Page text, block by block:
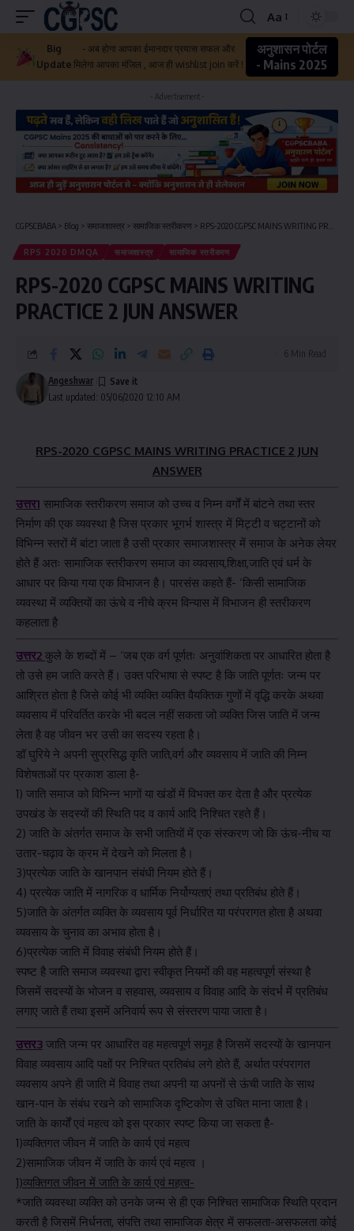
Aa
Big
Update
- अब होगा आपका ईमानदार प्रयास सफल और
मिलेगा आपका मंजिल , आज ही wishlist join करें !
अनुशासन पोर्टल
- Mains 2025
- Advertisement -
CGPSCBABA > Blog > समाजशास्त्र > सामाजिक स्तरीकरण > RPS-2020 CGPSC MAINS WRITING PRACTICE 2 JUN ANSWER
RPS 2020 DMQA समाजशास्त्र सामाजिक स्तरीकरण
RPS-2020 CGPSC MAINS WRITING
PRACTICE 2 JUN ANSWER
Last updated: 05/06/2020 12:10 AM
Angeshwar
6 Min Read
RPS-2020 CGPSC MAINS WRITING PRACTICE 2 JUN
ANSWER
उत्तर1 सामाजिक स्तरीकरण समाज को उच्च व निम्न वर्गों में बांटने तथा स्तर
निर्माण की एक व्यवस्था है जिस प्रकार भूगर्भ शास्त्र में मिट्टी व चट्टानों को
विभिन्न स्तरों में बांटा जाता है उसी प्रकार समाजशास्त्र में समाज के अनेक लेयर
होते हैं अतः सामाजिक स्तरीकरण समाज का व्यवसाय,शिक्षा,जाति एवं धर्म के
आधार पर किया गया एक विभाजन है। पारसंस कहते हैं- ‘किसी सामाजिक
व्यवस्था में व्यक्तियों का ऊंचे व नीचे क्रम विन्यास में विभाजन ही स्तरीकरण
कहलाता है
उत्तर2 कुले के शब्दों में – ‘जब एक वर्ग पूर्णतः अनुवांशिकता पर आधारित होता है
तो उसे हम जाति करते हैं। उक्त परिभाषा से स्पष्ट है कि जाति पूर्णतः जन्म पर
आश्रित होता है जिसे कोई भी व्यक्ति व्यक्ति वैयक्तिक गुणों में वृद्धि करके अथवा
व्यवसाय में परिवर्तित करके भी बदल नहीं सकता जो व्यक्ति जिस जाति में जन्म
लेता है वह जीवन भर उसी का सदस्य रहता है।
डॉ घुरिये ने अपनी सुप्रसिद्ध कृति जाति,वर्ग और व्यवसाय में जाति की निम्न
विशेषताओं पर प्रकाश डाला है-
1) जाति समाज को विभिन्न भागों या खंडों में विभक्त कर देता है और प्रत्येक
उपखंड के सदस्यों की स्थिति पद व कार्य आदि निश्चित रहते हैं।
2) जाति के अंतर्गत समाज के सभी जातियों में एक संस्करण जो कि ऊंच-नीच या
उतार-चढ़ाव के क्रम में देखने को मिलता है।
3)प्रत्येक जाति के खानपान संबंधी नियम होते हैं।
4) प्रत्येक जाति में नागरिक व धार्मिक निर्योग्यताएं तथा प्रतिबंध होते हैं।
5)जाति के अंतर्गत व्यक्ति के व्यवसाय पूर्व निर्धारित या परंपरागत होता है अथवा
व्यवसाय के चुनाव का अभाव होता है।
6)प्रत्येक जाति में विवाह संबंधी नियम होते हैं।
स्पष्ट है जाति समाज व्यवस्था द्वारा स्वीकृत नियमों की वह महत्वपूर्ण संस्था है
जिसमें सदस्यों के भोजन व सहवास, व्यवसाय व विवाह आदि के संदर्भ में प्रतिबंध
लगाए जाते हैं तथा इसमें अनिवार्य रूप से संस्तरण पाया जाता है।
उत्तर3 जाति जन्म पर आधारित वह महत्वपूर्ण समूह है जिसमें सदस्यों के खानपान
विवाह व्यवसाय आदि पक्षों पर निश्चित प्रतिबंध लगे होते हैं, अर्थात परंपरागत
व्यवसाय अपने ही जाति में विवाह तथा अपनी या अपनों से ऊंची जाति के साथ
खान-पान के संबंध रखने को सामाजिक दृष्टिकोण से उचित माना जाता है।
जाति के कार्यों एवं महत्व को इस प्रकार स्पष्ट किया जा सकता है-
1)व्यक्तिगत जीवन में जाति के कार्य एवं महत्व
2)सामाजिक जीवन में जाति के कार्य एवं महत्व ।
1)व्यक्तिगत जीवन में जाति के कार्य एवं महत्व-
*जाति व्यवस्था व्यक्ति को उनके जन्म से ही एक निश्चित सामाजिक स्थिति प्रदान
करती है जिसमें निर्धनता, संपत्ति तथा सामाजिक क्षेत्र में सफलता-असफलता कोई